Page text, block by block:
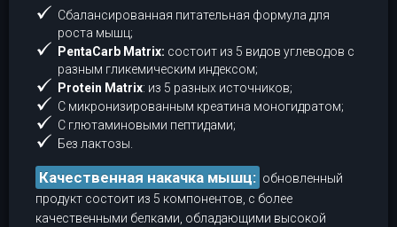
Сбалансированная питательная формула для
роста мышц;
PentaCarb Matrix: состоит из 5 видов углеводов с
разным гликемическим индексом;
Protein Matrix: из 5 разных источников;
С микронизированным креатина моногидратом;
С глютаминовыми пептидами;
Без лактозы.
Качественная накачка мышц: обновленный
продукт состоит из 5 компонентов, с более
качественными белками, обладающими высокой